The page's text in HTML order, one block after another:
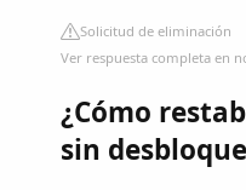
Solicitud de eliminación
Ver respuesta completa en
¿Cómo
sin